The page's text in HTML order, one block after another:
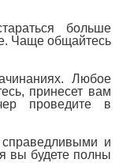
больше
Чаще общайтесь
Любое
принесет вам
проведите в
справедливыми и
вы будете полны